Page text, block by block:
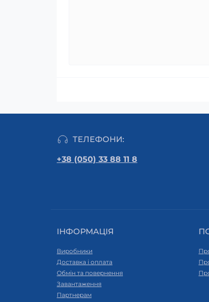
ТЕЛЕФОНИ:
+38 (050) 33 88 11 8
ІНФОРМАЦІЯ
Виробники
Доставка і оплата
Обмін та повернення
Завантаження
Партнерам